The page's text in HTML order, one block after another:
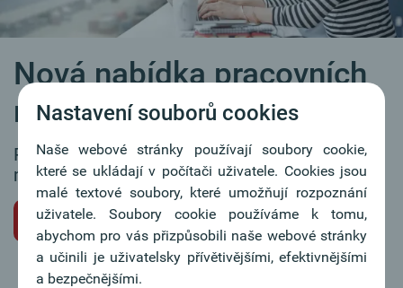
Nová nabídka pracovních
míst
Pro naše filiálky průběžně hledáme
motivované kolegyně a kolegy.
Iniciativní žádost o pracovní místo
Nastavení souborů cookies
Naše webové stránky používají soubory cookie,
které se ukládají v počítači uživatele. Cookies jsou
malé textové soubory, které umožňují rozpoznání
uživatele. Soubory cookie používáme k tomu,
abychom pro vás přizpůsobili naše webové stránky
a učinili je uživatelsky přívětivějšími, efektivnějšími
a bezpečnějšími.